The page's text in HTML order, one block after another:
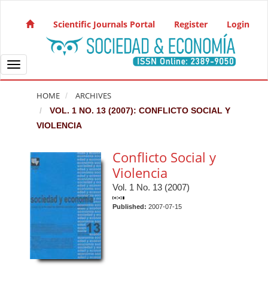
Main Navigation
Main Content
Sidebar
Scientific Journals Portal Register Login
Toggle navigation
HOME ARCHIVES
VOL. 1 NO. 13 (2007): CONFLICTO SOCIAL Y
VIOLENCIA
Conflicto Social y
Violencia
Vol. 1 No. 13 (2007)
Published: 2007-07-15